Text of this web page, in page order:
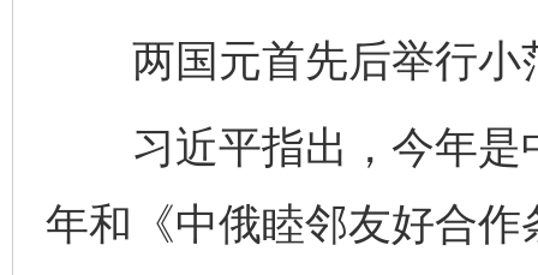
两国元首先后举行小
习近平指出，今年是
年和《中俄睦邻友好合